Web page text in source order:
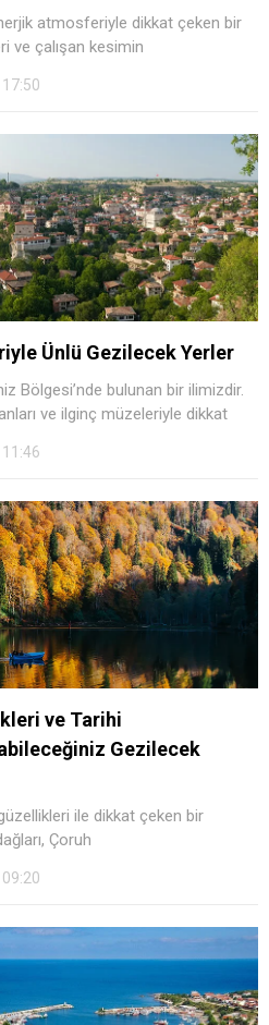
atmosferiyle dikkat çeken bir
ve çalışan kesimin
Ünlü Gezilecek Yerler
Bölgesi’nde bulunan bir ilimizdir.
ve ilginç müzeleriyle dikkat
ve Tarihi
Gezilecek
ile dikkat çeken bir
Çoruh